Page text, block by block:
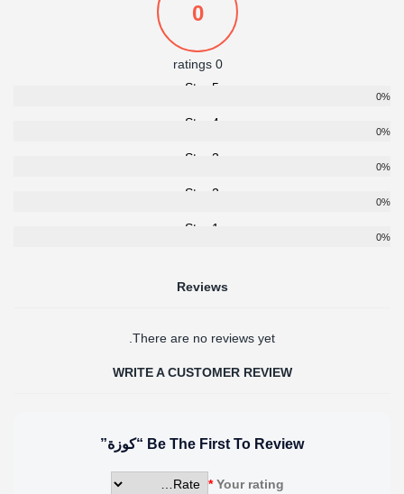
0
0 ratings
5 Star
0%
4 Star
0%
3 Star
0%
2 Star
0%
1 Star
0%
Reviews
There are no reviews yet.
WRITE A CUSTOMER REVIEW
Be The First To Review “كوزة”
Your rating
*